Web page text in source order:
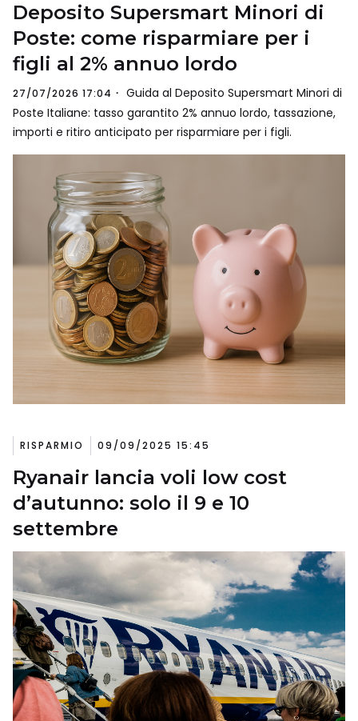
Deposito Supersmart Minori di
Poste: come risparmiare per i
figli al 2% annuo lordo
27/07/2026 17:04
Guida al Deposito Supersmart Minori di
Poste Italiane: tasso garantito 2% annuo lordo, tassazione,
importi e ritiro anticipato per risparmiare per i figli.
RISPARMIO 09/09/2025 15:45
Ryanair lancia voli low cost
d’autunno: solo il 9 e 10
settembre